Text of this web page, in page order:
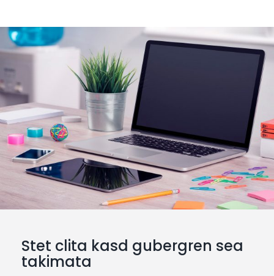
Stet clita kasd gubergren sea
takimata